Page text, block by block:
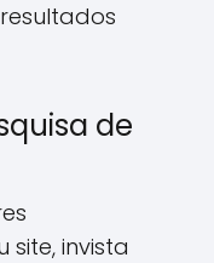
de
invista